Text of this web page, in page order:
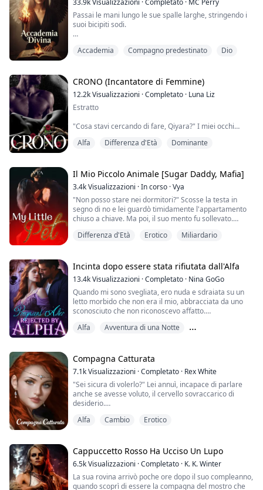
"No... immagino che tu non lo sia, forse è per ...
33.9kVisualizzazioni ·Completato · MC Perry
Passai le mani lungo le sue spalle larghe, stringendo i
suoi bicipiti sodi.
con un sorrisetto arrogante sul volto.
dalle sue braccia e le infilavo nei suoi capelli, tirandolo
verso di me.
QUESTO È UN ROMANZO HAREM INVERTITO - LEGGI A
*********************...
Accademia Compagno predestinato Dio
CRONO (Incantatore di Femmine)
12.2kVisualizzazioni ·Completato · Luna Liz
Estratto
"Cosa stavi cercando di fare, Qiyara?" I miei occhi
pugno tremante stretto contro il muro. Il suo calore
"Stavo solo ballando, Cronus." Una bugia febbrile e
senza fiato sputo, incidendo il modo in cui la punta
della sua lingua calda sbuca dalla bocca per
accarezzar...
Alfa Differenza d'Età Dominante
Il Mio Piccolo Animale [Sugar Daddy, Mafia]
3.4kVisualizzazioni ·In corso ·Vya
"Non posso stare nei dormitori?" Scosse la testa in
segno di no e lei guardò timidamente l'appartamento
chiuso a chiave. Ma poi, il suo mento fu sollevato.
sua presa si stringeva sul mento di lei. "Devi seguire
orecchio e lei ...
Differenza d'Età Erotico Miliardario
Incinta dopo essere stata rifiutata dall'Alfa
13.4kVisualizzazioni ·Completato · Nina GoGo
Quando mi sono svegliata, ero nuda e sdraiata su un
letto morbido che non era il mio, abbracciata da uno
sconosciuto che non riconoscevo affatto.
gambe, e quasi urlai.
Aiden del Branco della Luna d'Argento, e ho una sorella
gemella. Ci somiglia...
Alfa
Avventura di una Notte
Compagna Catturata
7.1kVisualizzazioni ·Completato · Rex White
"Sei sicura di volerlo?" Lei annuì, incapace di parlare
anche se avesse voluto, il cervello sovraccarico di
desiderio.
Anche il mio cervello deve essere in tilt, non posso
portare a una frustata o peggio. Conoscevo le regole,
ma qualsiasi punizione sarebbe valsa la pena per
averla.
"Ho biso...
Alfa Cambio Erotico
Cappuccetto Rosso Ha Ucciso Un Lupo
6.5kVisualizzazioni ·Completato · K. K. Winter
La sua rovina arrivò poche ore dopo il suo compleanno,
quando scoprì di essere la compagna del mostro che